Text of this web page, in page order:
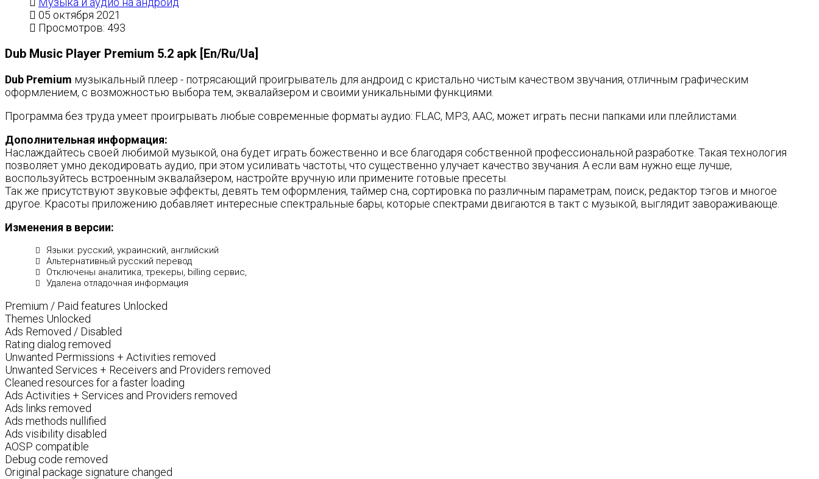
05 октября 2021
Просмотров: 493
Dub Music Player Premium 5.2 apk [En/Ru/Ua]
Dub Premium музыкальный плеер - потрясающий проигрыватель для андроид с кристально чистым качеством звучания, отличным графическим
оформлением, с возможностью выбора тем, эквалайзером и своими уникальными функциями.
Программа без труда умеет проигрывать любые современные форматы аудио: FLAC, MP3, AAC, может играть песни папками или плейлистами.
Дополнительная информация:
Наслаждайтесь своей любимой музыкой, она будет играть божественно и все благодаря собственной профессиональной разработке. Такая технология
позволяет умно декодировать аудио, при этом усиливать частоты, что существенно улучает качество звучания. А если вам нужно еще лучше,
воспользуйтесь встроенным эквалайзером, настройте вручную или примените готовые пресеты.
Так же присутствуют звуковые эффекты, девять тем оформления, таймер сна, сортировка по различным параметрам, поиск, редактор тэгов и многое
другое. Красоты приложению добавляет интересные спектральные бары, которые спектрами двигаются в такт с музыкой, выглядит завораживающе.
Изменения в версии:
Языки: русский, украинский, английский
Альтернативный русский перевод
Отключены аналитика, трекеры, billing сервис,
Удалена отладочная информация
Premium / Paid features Unlocked
Themes Unlocked
Ads Removed / Disabled
Rating dialog removed
Unwanted Permissions + Activities removed
Unwanted Services + Receivers and Providers removed
Cleaned resources for a faster loading
Ads Activities + Services and Providers removed
Ads links removed
Ads methods nullified
Ads visibility disabled
AOSP compatible
Debug code removed
Original package signature changed